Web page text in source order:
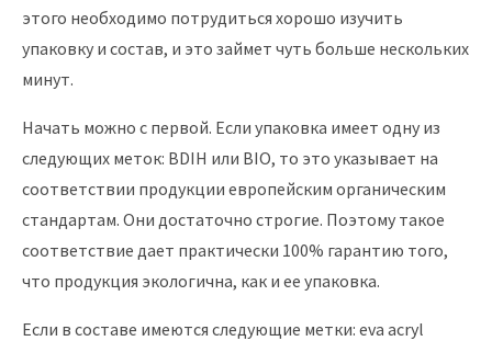
этого необходимо потрудиться хорошо изучить
упаковку и состав, и это займет чуть больше нескольких
минут.
Начать можно с первой. Если упаковка имеет одну из
следующих меток: BDIH или BIO, то это указывает на
соответствии продукции европейским органическим
стандартам. Они достаточно строгие. Поэтому такое
соответствие дает практически 100% гарантию того,
что продукция экологична, как и ее упаковка.
Если в составе имеются следующие метки: eva acryl